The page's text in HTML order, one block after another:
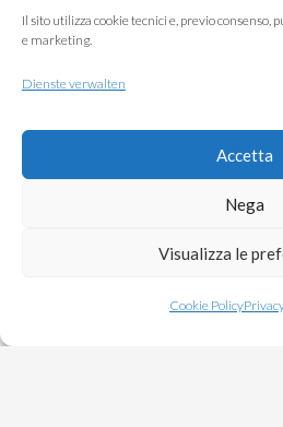
Il sito utilizza cookie tecnici e, previo consenso,
e marketing.
Dienste verwalten
Accetta
Nega
Visualizza le
Cookie Policy
Strand